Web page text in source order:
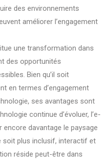
des environnements
améliorer l’engagement
une transformation dans
des opportunités
Bien qu’il soit
en termes d’engagement
ses avantages sont
continue d’évoluer, l’e-
encore davantage le paysage
soit plus inclusif, interactif et
réside peut-être dans